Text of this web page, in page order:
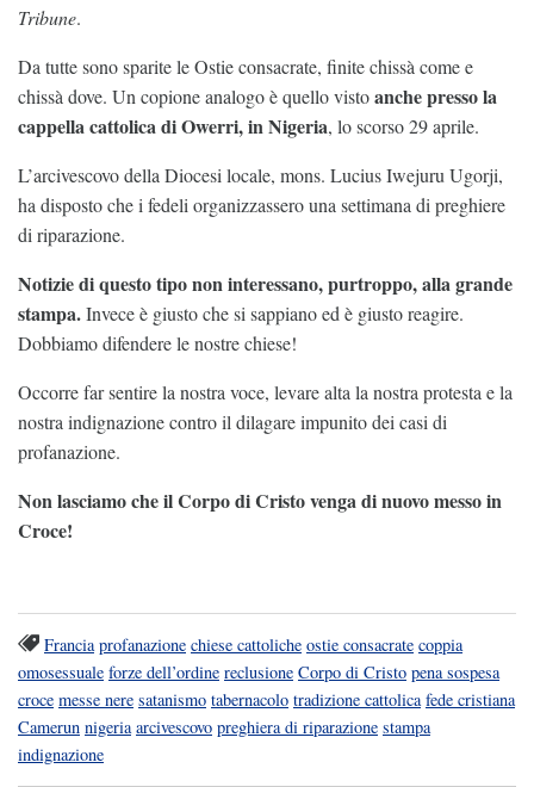
Tribune.
Da tutte sono sparite le Ostie consacrate, finite chissà come e
chissà dove. Un copione analogo è quello vistoanche presso la
cappella cattolica di Owerri, in Nigeria, lo scorso 29 aprile.
L’arcivescovo della Diocesi locale, mons. Lucius Iwejuru Ugorji,
ha disposto che i fedeli organizzassero una settimana di preghiere
di riparazione.
Notizie di questo tipo non interessano, purtroppo, alla grande
stampa.Invece è giusto che si sappiano ed è giusto reagire.
Dobbiamo difendere le nostre chiese!
Occorre far sentire la nostra voce, levare alta la nostra protesta e la
nostra indignazione contro il dilagare impunito dei casi di
profanazione.
Non lasciamo che il Corpo di Cristo venga di nuovo messo in
Croce!
Francia profanazione chiese cattoliche ostie consacrate coppia
omosessuale forze dell’ordine reclusione Corpo di Cristo pena sospesa
croce messe nere satanismo tabernacolo tradizione cattolica fede cristiana
Camerun nigeria arcivescovo preghiera di riparazione stampa
indignazione